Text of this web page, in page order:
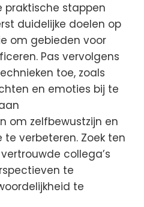
praktische stappen
duidelijke doelen op
om gebieden voor
Pas vervolgens
toe, zoals
en emoties bij te
om zelfbewustzijn en
verbeteren. Zoek ten
collega’s
te
te